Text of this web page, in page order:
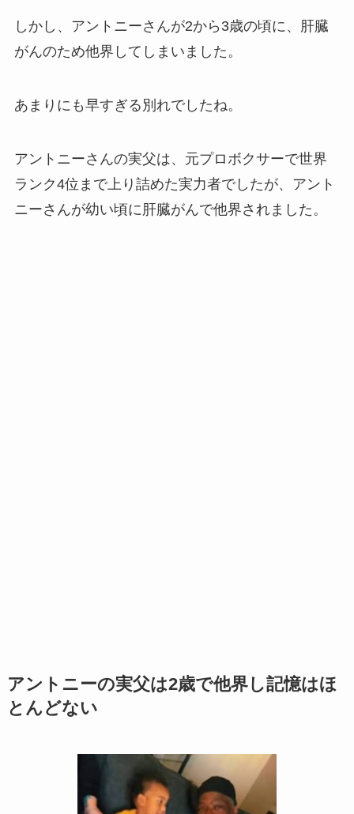
しかし、アントニーさんが2から3歳の頃に、肝臓
がんのため他界してしまいました。
あまりにも早すぎる別れでしたね。
アントニーさんの実父は、元プロボクサーで世界
ランク4位まで上り詰めた実力者でしたが、アント
ニーさんが幼い頃に肝臓がんで他界されました。
アントニーの実父は2歳で他界し記憶はほ
とんどない